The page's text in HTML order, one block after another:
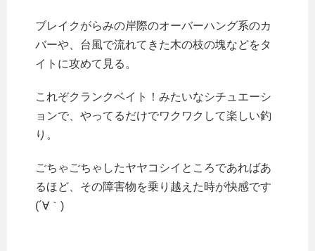
ブレイクがらみの岸際のオーバーハング系のカ
バーや、台風で流れてきた木の枝の塊などをタ
イトに攻めて見る。
これぞクランクベイト！みたいなシチュエーシ
ョンで、やってるだけでワクワクして楽しい釣
り。
ごちゃごちゃしたヤヤコシイところであればあ
るほど、その障害物を乗り越えた時が快感です
(´∀｀)